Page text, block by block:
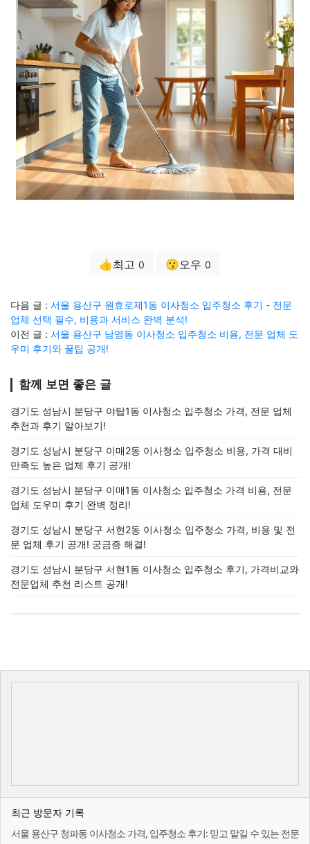
👍최고 0 😗오우 0
다음 글 : 서울 용산구 원효로제1동 이사청소 입주청소 후기 - 전문
업체 선택 필수, 비용과 서비스 완벽 분석!
이전 글 : 서울 용산구 남영동 이사청소 입주청소 비용, 전문 업체 도
우미 후기와 꿀팁 공개!
함께 보면 좋은 글
경기도 성남시 분당구 야탑1동 이사청소 입주청소 가격, 전문 업체
추천과 후기 알아보기!
경기도 성남시 분당구 이매2동 이사청소 입주청소 비용, 가격 대비
만족도 높은 업체 후기 공개!
경기도 성남시 분당구 이매1동 이사청소 입주청소 가격 비용, 전문
업체 도우미 후기 완벽 정리!
경기도 성남시 분당구 서현2동 이사청소 입주청소 가격, 비용 및 전
문 업체 후기 공개! 궁금증 해결!
경기도 성남시 분당구 서현1동 이사청소 입주청소 후기, 가격비교와
전문업체 추천 리스트 공개!
최근 방문자 기록
서울 용산구 청파동 이사청소 가격, 입주청소 후기: 믿고 맡길 수 있는 전문